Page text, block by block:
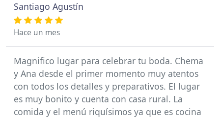
Santiago Agustín
Hace un mes
Magnifico lugar para celebrar tu boda. Chema
y Ana desde el primer momento muy atentos
con todos los detalles y preparativos. El lugar
es muy bonito y cuenta con casa rural. La
comida y el menú riquísimos ya que es cocina